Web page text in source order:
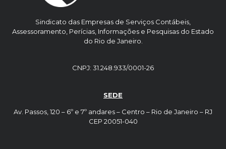
Sindicato das Empresas de Serviços Contábeis,
Assessoramento, Perícias, Informações e Pesquisas do Estado
do Rio de Janeiro.
CNPJ: 31.248.933/0001-26
SEDE
Av. Passos, 120 – 6º e 7º andares – Centro – Rio de Janeiro – RJ
CEP 20051-040